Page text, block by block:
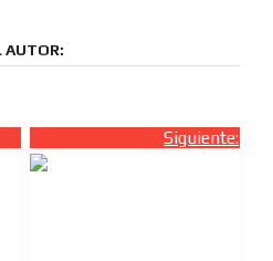
AUTOR:
Siguiente: